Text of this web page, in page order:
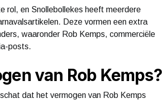
rol, en Snollebollekes heeft meerdere
Deze vormen een extra
waaronder Rob Kemps, commerciële
posts.
van Rob Kemps?
dat het vermogen van Rob Kemps